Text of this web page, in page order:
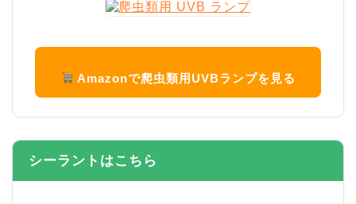
Amazonで爬虫類用UVBランプを見る
シーラントはこちら